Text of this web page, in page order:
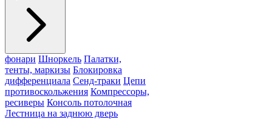
фонари Шноркель Палатки,
тенты, маркизы Блокировка
дифференциала Сенд-траки Цепи
противоскольжения Компрессоры,
ресиверы Консоль потолочная
Лестница на заднюю дверь